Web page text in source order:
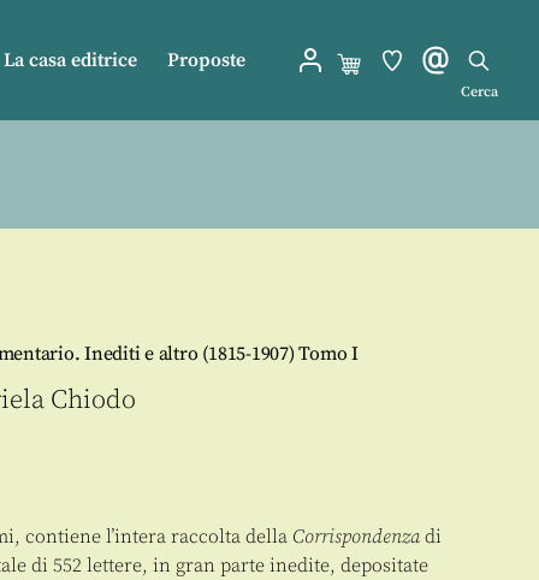
La casa editrice Proposte
Cerca
Inediti e altro (1815-1907) Tomo I
Chiodo
contiene l’intera raccolta della Corrispondenza di
di 552 lettere, in gran parte inedite, depositate